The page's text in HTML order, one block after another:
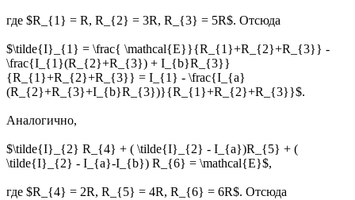
где $R_{1} = R, R_{2} = 3R, R_{3} = 5R$. Отсюда
$\tilde{I}_{1} = \frac{ \mathcal{E}}{R_{1}+R_{2}+R_{3}} -
\frac{I_{1}(R_{2}+R_{3}) + I_{b}R_{3}}
{R_{1}+R_{2}+R_{3}} = I_{1} - \frac{I_{a}
(R_{2}+R_{3}+I_{b}R_{3})}{R_{1}+R_{2}+R_{3}}$.
Аналогично,
$\tilde{I}_{2} R_{4} + ( \tilde{I}_{2} - I_{a})R_{5} + (
\tilde{I}_{2} - I_{a}-I_{b}) R_{6} = \mathcal{E}$,
где $R_{4} = 2R, R_{5} = 4R, R_{6} = 6R$. Отсюда